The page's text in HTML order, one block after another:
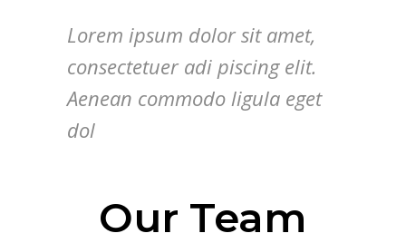
Lorem ipsum dolor sit amet,
consectetuer adi piscing elit.
Aenean commodo ligula eget
dol
Our Team